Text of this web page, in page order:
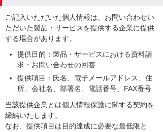
ご記入いただいた個人情報は、お問い合わせい
ただいた製品・サービスを提供する企業に提供
する場合があります。
提供目的：製品・サービスにおける資料請
求・お問い合わせの回答
提供項目：氏名、電子メールアドレス、住
所、会社名、部署名、電話番号、FAX番号
当該提供企業とは個人情報保護に関する契約を
締結いたします。
なお、提供項目は目的達成に必要な最低限と